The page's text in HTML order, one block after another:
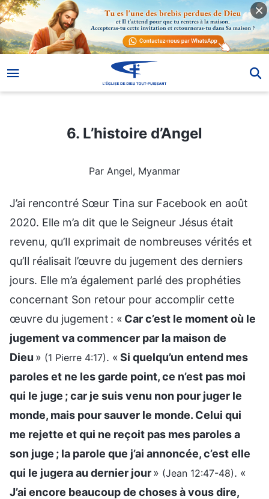
6. L’histoire d’Angel
Par Angel, Myanmar
J’ai rencontré Sœur Tina sur Facebook en août
2020. Elle m’a dit que le Seigneur Jésus était
revenu, qu’Il exprimait de nombreuses vérités et
qu’Il réalisait l’œuvre du jugement des derniers
jours. Elle m’a également parlé des prophéties
concernant Son retour pour accomplir cette
œuvre du jugement : « Car c’est le moment où le
jugement va commencer par la maison de
Dieu » (1 Pierre 4:17). «Si quelqu’un entend mes
paroles et ne les garde point, ce n’est pas moi
qui le juge ; car je suis venu non pour juger le
monde, mais pour sauver le monde. Celui qui
me rejette et qui ne reçoit pas mes paroles a
son juge ; la parole que j’ai annoncée, c’est elle
qui le jugera au dernier jour» (Jean 12:47-48). «
J’ai encore beaucoup de choses à vous dire,